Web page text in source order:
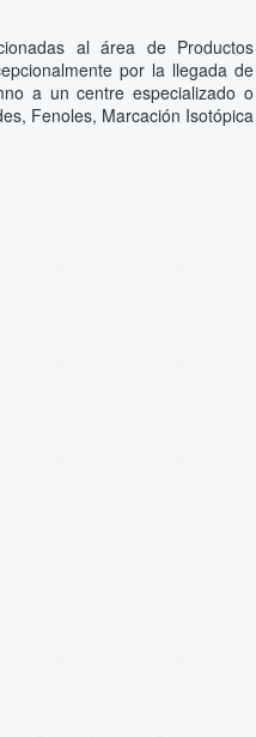
al área de Productos
por la llegada de
a un centre especializado o
Fenoles, Marcación Isotópica